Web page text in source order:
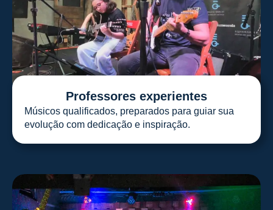
Professores experientes
Músicos qualificados, preparados para guiar sua
evolução com dedicação e inspiração.